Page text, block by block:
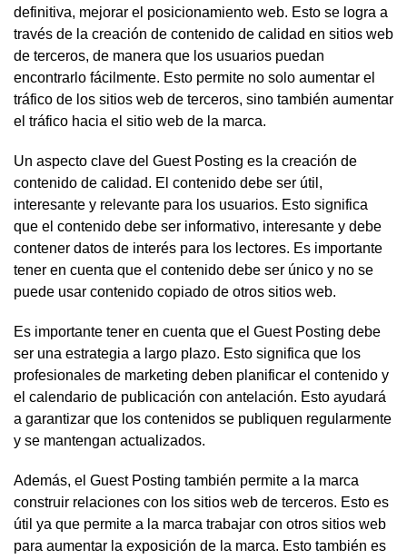
definitiva, mejorar el posicionamiento web. Esto se logra a
través de la creación de contenido de calidad en sitios web
de terceros, de manera que los usuarios puedan
encontrarlo fácilmente. Esto permite no solo aumentar el
tráfico de los sitios web de terceros, sino también aumentar
el tráfico hacia el sitio web de la marca.
Un aspecto clave del Guest Posting es la creación de
contenido de calidad. El contenido debe ser útil,
interesante y relevante para los usuarios. Esto significa
que el contenido debe ser informativo, interesante y debe
contener datos de interés para los lectores. Es importante
tener en cuenta que el contenido debe ser único y no se
puede usar contenido copiado de otros sitios web.
Es importante tener en cuenta que el Guest Posting debe
ser una estrategia a largo plazo. Esto significa que los
profesionales de marketing deben planificar el contenido y
el calendario de publicación con antelación. Esto ayudará
a garantizar que los contenidos se publiquen regularmente
y se mantengan actualizados.
Además, el Guest Posting también permite a la marca
construir relaciones con los sitios web de terceros. Esto es
útil ya que permite a la marca trabajar con otros sitios web
para aumentar la exposición de la marca. Esto también es